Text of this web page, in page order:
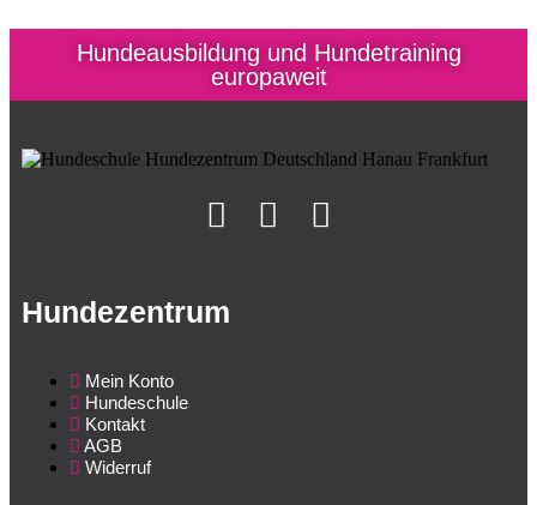
Hundeausbildung und Hundetraining
europaweit
Hundezentrum
Mein Konto
Hundeschule
Kontakt
AGB
Widerruf